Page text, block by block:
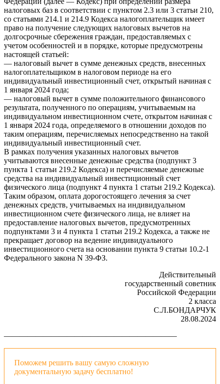
налоговых баз в соответствии с пунктом 2.3 или 3 статьи 210,
со статьями 214.1 и 214.9 Кодекса налогоплательщик имеет
право на получение следующих налоговых вычетов на
долгосрочные сбережения граждан, предоставляемых с
учетом особенностей и в порядке, которые предусмотрены
настоящей статьей:
— налоговый вычет в сумме денежных средств, внесенных
налогоплательщиком в налоговом периоде на его
индивидуальный инвестиционный счет, открытый начиная с
1 января 2024 года;
— налоговый вычет в сумме положительного финансового
результата, полученного по операциям, учитываемым на
индивидуальном инвестиционном счете, открытом начиная с
1 января 2024 года, определяемого в отношении доходов по
таким операциям, перечисляемых непосредственно на такой
индивидуальный инвестиционный счет.
В рамках получения указанных налоговых вычетов
учитываются внесенные денежные средства (подпункт 3
пункта 1 статьи 219.2 Кодекса) и перечисляемые денежные
средства на индивидуальный инвестиционный счет
физического лица (подпункт 4 пункта 1 статьи 219.2 Кодекса).
Таким образом, оплата дорогостоящего лечения за счет
денежных средств, учитываемых на индивидуальном
инвестиционном счете физического лица, не влияет на
предоставление налоговых вычетов, предусмотренных
подпунктами 3 и 4 пункта 1 статьи 219.2 Кодекса, а также не
прекращает договор на ведение индивидуального
инвестиционного счета на основании пункта 9 статьи 10.2-1
Федерального закона N 39-ФЗ.
Действительный
государственный советник
Российской Федерации
2 класса
С.Л.БОНДАРЧУК
28.08.2024
——————————————————————
Поможем решить вашу самую сложную
документальную задачу бесплатно!